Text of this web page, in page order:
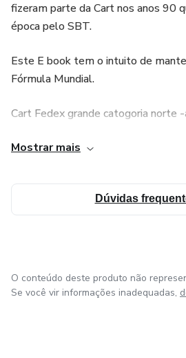
fizeram parte da Cart nos anos 90
época pelo SBT.
Este E book tem o intuito de
Fórmula Mundial.
Cart Fedex grande catogoria norte
deixando grandes memorias nos
Mostrar mais
Dúvidas
O conteúdo deste produto não
Se você vir informações inadequadas,